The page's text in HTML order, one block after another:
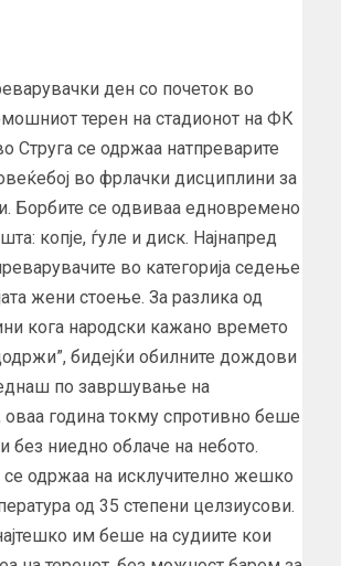
ден со почеток во
терен на стадионот на ФК
Струга се одржаа натпреварите
во фрлачки дисциплини за
Борбите се одвиваа едновремено
копје, ѓуле и диск. Најнапред
во категорија седење
жени стоење. За разлика од
кога народски кажано времето
бидејќи обилните дождови
по завршување на
оваа година токму спротивно беше
без ниедно облаче на небото.
се одржаа на исклучително жешко
од 35 степени целзиусови.
им беше на судиите кои